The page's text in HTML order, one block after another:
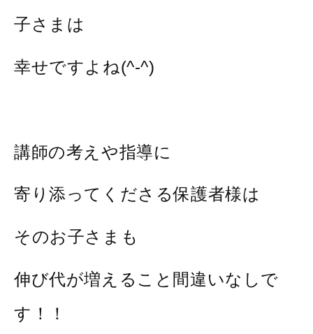
子さまは
幸せですよね(^-^)
講師の考えや指導に
寄り添ってくださる保護者様は
そのお子さまも
伸び代が増えること間違いなしで
す！！